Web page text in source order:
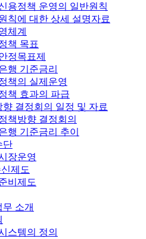
용정책 운영의 일반원칙
칙에 대한 상세 설명자료
체계
책 목표
정목표제
행 기준금리
책의 실제운영
책 효과의 파급
향 결정회의 일정 및 자료
책방향 결정회의
행 기준금리 추이
단
장운영
신제도
비제도
소개
스템의 정의